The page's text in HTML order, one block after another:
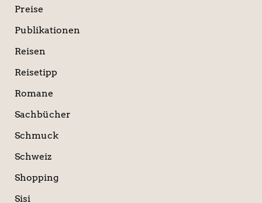
Preise
Publikationen
Reisen
Reisetipp
Romane
Sachbücher
Schmuck
Schweiz
Shopping
Sisi